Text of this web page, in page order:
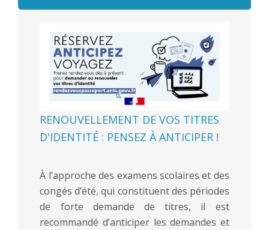
RENOUVELLEMENT DE VOS TITRES
D'IDENTITÉ : PENSEZ À ANTICIPER !
À l’approche des examens scolaires et des
congés d’été, qui constituent des périodes
de forte demande de titres, il est
recommandé d’anticiper les demandes et